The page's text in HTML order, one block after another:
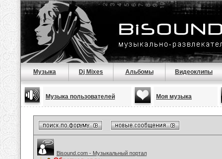
Музыка Dj Mixes Альбомы Видеоклипы
Музыка пользователей Моя музыка
Bisound.com - Музыкальный портал